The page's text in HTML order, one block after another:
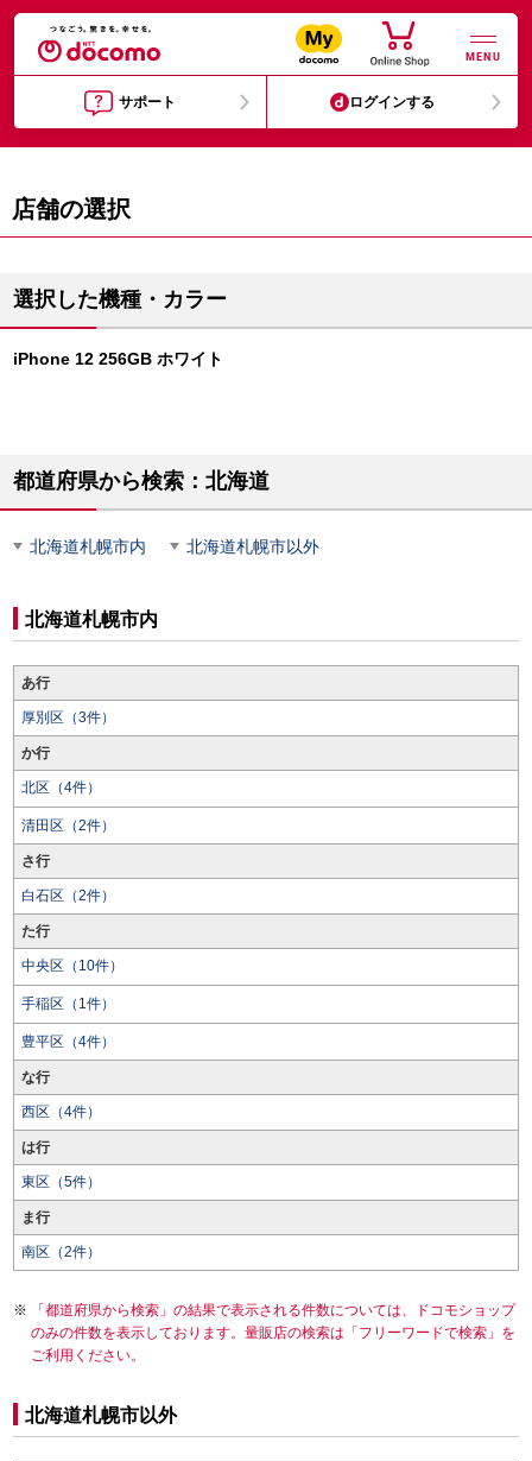
MENU
サポート ログインする
店舗の選択
選択した機種・カラー
iPhone 12 256GB ホワイト
都道府県から検索：北海道
北海道札幌市内 北海道札幌市以外
北海道札幌市内
あ行
厚別区（3件）
か行
北区（4件）
清田区（2件）
さ行
白石区（2件）
た行
中央区（10件）
手稲区（1件）
豊平区（4件）
な行
西区（4件）
は行
東区（5件）
ま行
南区（2件）
「都道府県から検索」の結果で表示される件数については、ドコモショップ
のみの件数を表示しております。量販店の検索は「フリーワードで検索」を
ご利用ください。
北海道札幌市以外